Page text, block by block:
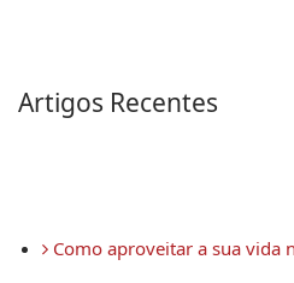
Artigos Recentes
Como aproveitar a sua vida